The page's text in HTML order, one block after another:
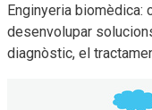
Enginyeria biomèdica:
desenvolupar
diagnòstic, el